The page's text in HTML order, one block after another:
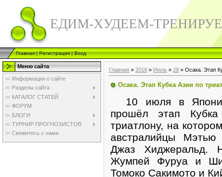
ЕДИМ-ХУДЕЕМ-
Главная|Регистрация|Вход
Меню сайта
Информация о сайте
Разделы сайта
КАТАЛОГ СТАТЕЙ
ФОРУМ
БЛОГИ
ТУРНИР ПРОГНОЗИСТОВ
Свяжитесь с нами
Главная » 2016 » Июль » 28 » Осака. Этап
Осака. Этап Кубка Азии по
10 июля в
прошёл этап
триатлону, на
австралийцы
Джаз Хиджеральд.
Жумпей Фуруа и
Томоко Сакимото и